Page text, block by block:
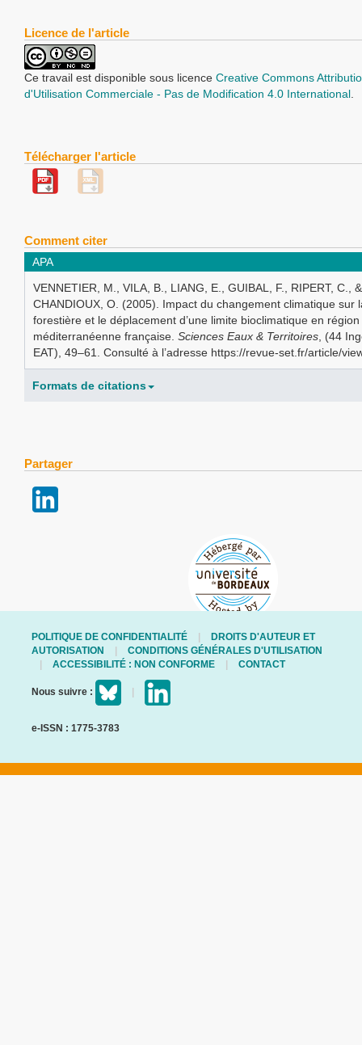
Licence de l'article
Ce travail est disponible sous licence Creative Commons
d'Utilisation Commerciale - Pas de Modification 4.0 International.
Télécharger l'article
Comment citer
APA
VENNETIER, M., VILA, B., LIANG, E., GUIBAL, F., RIPERT, C., &
CHANDIOUX, O. (2005). Impact du changement climatique sur
forestière et le déplacement d’une limite bioclimatique en région
méditerranéenne française. Sciences Eaux & Territoires, (44
EAT), 49–61. Consulté à l’adresse https://revue-set.fr/article/
Formats de citations
Partager
POLITIQUE DE CONFIDENTIALITÉ
DROITS D'AUTEUR ET
AUTORISATION
CONDITIONS GÉNÉRALES D'UTILISATION
ACCESSIBILITÉ : NON CONFORME
CONTACT
Nous suivre :
e-ISSN : 1775-3783